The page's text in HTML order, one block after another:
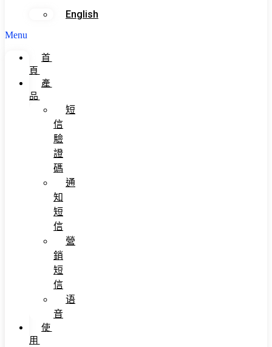
English
Menu
首
頁
產
品
短
信
驗
證
碼
通
知
短
信
營
銷
短
信
语
音
使
用